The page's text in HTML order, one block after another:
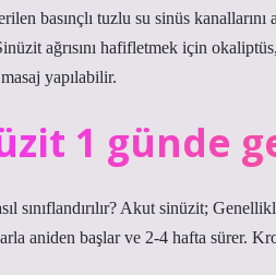
basınçlı tuzlu su sinüs
ağrısını hafifletmek için
yapılabilir.
1 günde
sınıflandırılır? Akut sinüzit;
aniden başlar ve 2-4 hafta sürer.